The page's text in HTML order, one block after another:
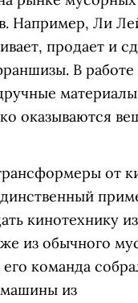
Например, Ли
продает и
В работе
оказываются
от
кинотехнику
из обычного
команда
из